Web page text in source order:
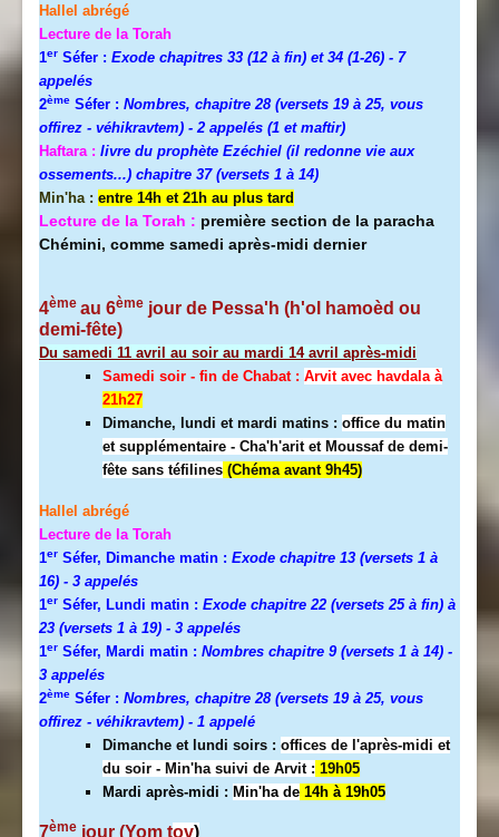
Hallel abrégé
Lecture de la Torah
1er Séfer : Exode chapitres 33 (12 à fin) et 34 (1-26) - 7
appelés
2ème Séfer : Nombres, chapitre 28 (versets 19 à 25, vous
offirez - véhikravtem) - 2 appelés (1 et maftir)
Haftara : livre du prophète Ezéchiel (il redonne vie aux
ossements...) chapitre 37 (versets 1 à 14)
Min'ha : entre 14h et 21h au plus tard
Lecture de la Torah : première section de la paracha
Chémini, comme samedi après-midi dernier
4ème au 6ème jour de Pessa'h (h'ol hamoèd ou
demi-fête)
Du samedi 11 avril au soir au mardi 14 avril après-midi
Samedi soir - fin de Chabat : Arvit avec havdala à
21h27
Dimanche, lundi et mardi matins : office du matin
et supplémentaire - Cha'h'arit et Moussaf de demi-
fête sans téfilines (Chéma avant 9h45)
Hallel abrégé
Lecture de la Torah
1er Séfer, Dimanche matin : Exode chapitre 13 (versets 1 à
16) - 3 appelés
1er Séfer, Lundi matin : Exode chapitre 22 (versets 25 à fin) à
23 (versets 1 à 19) - 3 appelés
1er Séfer, Mardi matin : Nombres chapitre 9 (versets 1 à 14) -
3 appelés
2ème Séfer : Nombres, chapitre 28 (versets 19 à 25, vous
offirez - véhikravtem) - 1 appelé
Dimanche et lundi soirs : offices de l'après-midi et
du soir - Min'ha suivi de Arvit : 19h05
Mardi après-midi : Min'ha de 14h à 19h05
7ème jour (Yom tov)